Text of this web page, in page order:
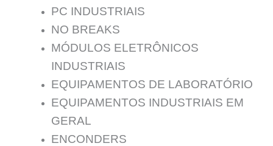
PC INDUSTRIAIS
NO BREAKS
MÓDULOS ELETRÔNICOS
INDUSTRIAIS
EQUIPAMENTOS DE LABORATÓRIO
EQUIPAMENTOS INDUSTRIAIS EM
GERAL
ENCONDERS